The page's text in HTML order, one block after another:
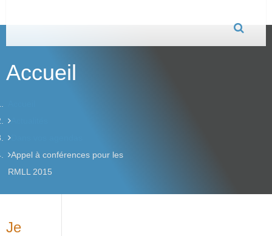
Accueil
Appel à conférences pour les
RMLL 2015
Je